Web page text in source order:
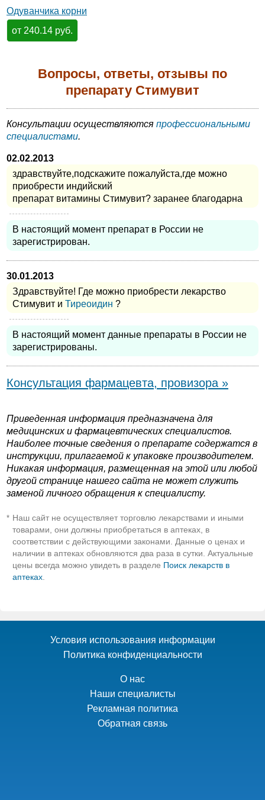
Одуванчика корни
от 240.14 руб.
Вопросы, ответы, отзывы по
препарату Стимувит
Консультации осуществляются профессиональными
специалистами.
02.02.2013
здравствуйте,подскажите пожалуйста,где можно
приобрести индийский
препарат витамины Стимувит? заранее благодарна
В настоящий момент препарат в России не
зарегистрирован.
30.01.2013
Здравствуйте! Где можно приобрести лекарство
Стимувит и Тиреоидин ?
В настоящий момент данные препараты в России не
зарегистрированы.
Консультация фармацевта, провизора »
Приведенная информация предназначена для
медицинских и фармацевтических специалистов.
Наиболее точные сведения о препарате содержатся в
инструкции, прилагаемой к упаковке производителем.
Никакая информация, размещенная на этой или любой
другой странице нашего сайта не может служить
заменой личного обращения к специалисту.
* Наш сайт не осуществляет торговлю лекарствами и иными
товарами, они должны приобретаться в аптеках, в
соответствии с действующими законами. Данные о ценах и
наличии в аптеках обновляются два раза в сутки. Актуальные
цены всегда можно увидеть в разделе Поиск лекарств в
аптеках
Условия использования информации
Политика конфиденциальности
О нас
Наши специалисты
Рекламная политика
Обратная связь